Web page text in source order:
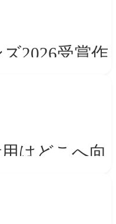
ディング」
2026受賞作
ド体験」
はどこへ向
間中心」へ